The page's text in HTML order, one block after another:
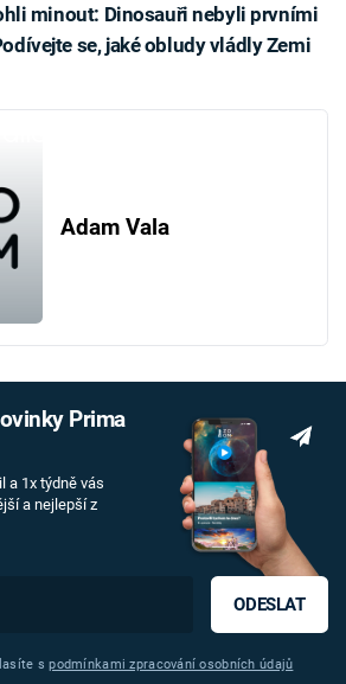
minout: Dinosauři nebyli prvními
se, jaké obludy vládly Zemi
Adam Vala
Prima
a 1x týdně vás
a nejlepší z
ODESLAT
spodmínkami zpracování osobních údajů